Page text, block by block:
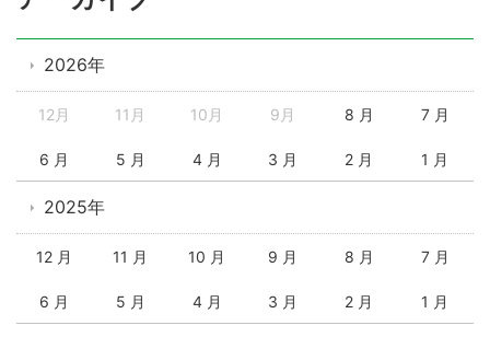
2026年
12月 11月 10月 9月 8 月 7 月
6 月 5 月 4 月 3 月 2 月 1 月
2025年
12 月 11 月 10 月 9 月 8 月 7 月
6 月 5 月 4 月 3 月 2 月 1 月